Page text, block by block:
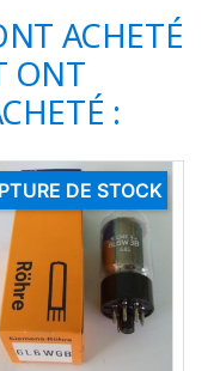
ACHETÉ
ONT
:
DE STOCK